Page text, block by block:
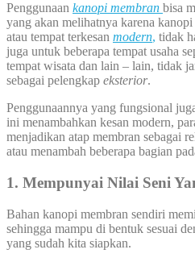
Penggunaan kanopi membran bisa
yang akan melihatnya karena
atau tempat terkesan modern, tidak
juga untuk beberapa tempat usaha
tempat wisata dan lain – lain, tidak
sebagai pelengkap eksterior.
Penggunaannya yang fungsional
ini menambahkan kesan modern,
menjadikan atap membran sebagai
atau menambah beberapa bagian
1. Mempunyai Nilai Seni
Bahan kanopi membran sendiri
sehingga mampu di bentuk sesuai
yang sudah kita siapkan.